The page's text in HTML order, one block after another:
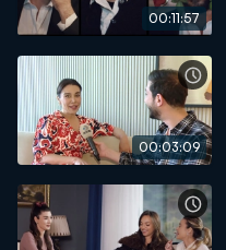
00:11:57
00:03:09